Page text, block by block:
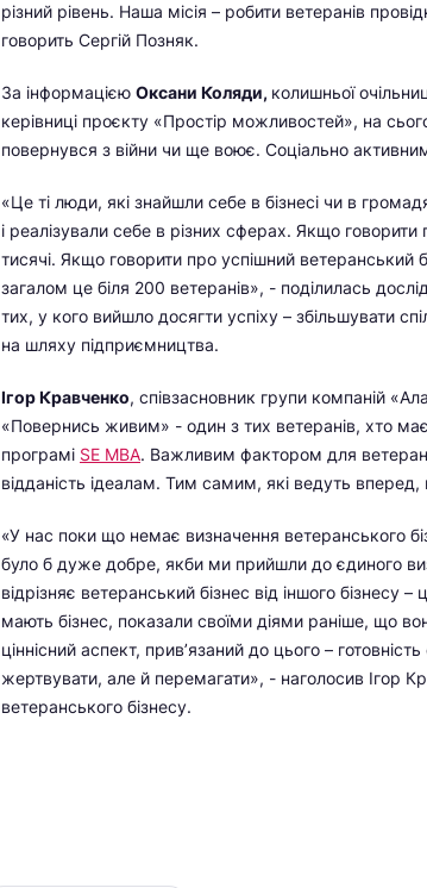
різний рівень. Наша місія – робити ветеранів
говорить Сергій Позняк.
За інформацією Оксани Коляди, колишньої
керівниці проєкту «Простір можливостей», на
повернувся з війни чи ще воює. Соціально
«Це ті люди, які знайшли себе в бізнесі чи в
і реалізували себе в різних сферах. Якщо говорити
тисячі. Якщо говорити про успішний
загалом це біля 200 ветеранів», - поділилась
тих, у кого вийшло досягти успіху – збільшувати
на шляху підприємництва.
Ігор Кравченко, співзасновник групи компаній
«Повернись живим» - один з тих ветеранів, хто
програмі SE MBA. Важливим фактором для
відданість ідеалам. Тим самим, які ведуть
«У нас поки що немає визначення ветеранського
було б дуже добре, якби ми прийшли до єдиного
відрізняє ветеранський бізнес від іншого бізнесу
мають бізнес, показали своїми діями раніше, що
ціннісний аспект, прив’язаний до цього –
жертвувати, але й перемагати», - наголосив Ігор
ветеранського бізнесу.